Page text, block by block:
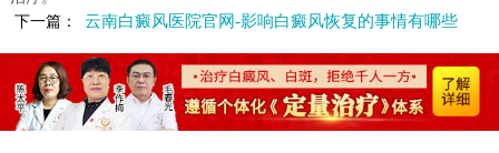
下一篇：
云南白癜风医院官网-影响白癜风恢复的事情有哪些